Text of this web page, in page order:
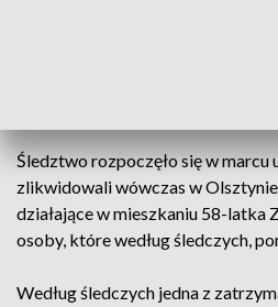
Śledztwo rozpoczęło się w marcu
zlikwidowali wówczas w
działające w mieszkaniu 58-latka
osoby, które według śledczych,
Według śledczych jedna z